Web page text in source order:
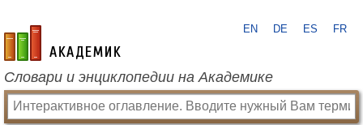
academic.ru
EN DE ES FR
Словари и энциклопедии на Академике